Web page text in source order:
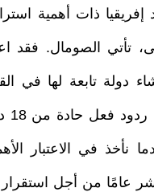
ذات أهمية
تأتي الصومال.
دولة تابعة لها في
نأخذ في الاعتبار
من أجل استقرار